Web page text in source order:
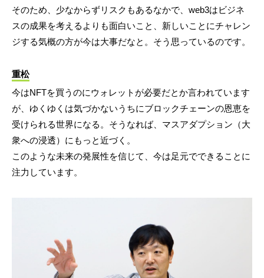
そのため、少なからずリスクもあるなかで、web3はビジネ
スの成果を考えるよりも面白いこと、新しいことにチャレン
ジする気概の方が今は大事だなと。そう思っているのです。
重松
今はNFTを買うのにウォレットが必要だとか言われています
が、ゆくゆくは気づかないうちにブロックチェーンの恩恵を
受けられる世界になる。そうなれば、マスアダプション（大
衆への浸透）にもっと近づく。
このような未来の発展性を信じて、今は足元でできることに
注力しています。